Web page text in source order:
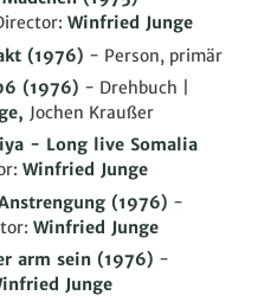
Winfried Junge
(1976) - Person, primär
(1976) - Drehbuch |
Jochen Kraußer
- Long live Somalia
Winfried Junge
(1976) -
Winfried Junge
arm sein (1976) -
Junge